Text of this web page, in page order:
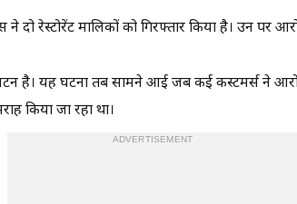
दो रेस्टोरेंट मालिकों को गिरफ्तार किया है। उन पर
है। यह घटना तब सामने आई जब कई कस्टमर्स ने
किया जा रहा था।
ADVERTISEMENT